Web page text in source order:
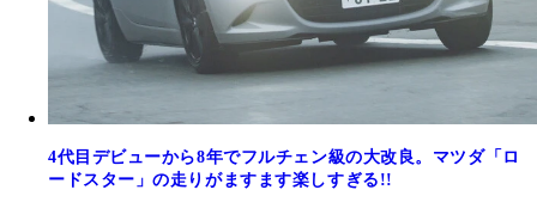
4代目デビューから8年でフルチェン級の大改良。マツダ「ロ
ードスター」の走りがますます楽しすぎる!!